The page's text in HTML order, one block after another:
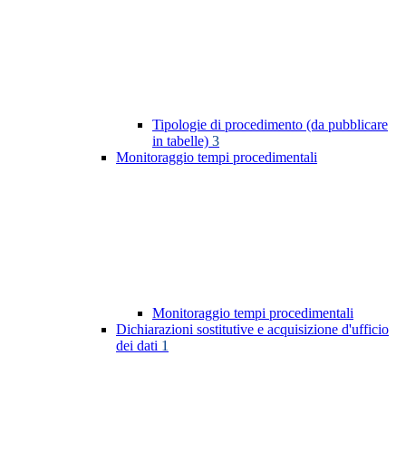
Tipologie di procedimento (da pubblicare
in tabelle) 3
Monitoraggio tempi procedimentali
Monitoraggio tempi procedimentali
Dichiarazioni sostitutive e acquisizione d'ufficio
dei dati 1